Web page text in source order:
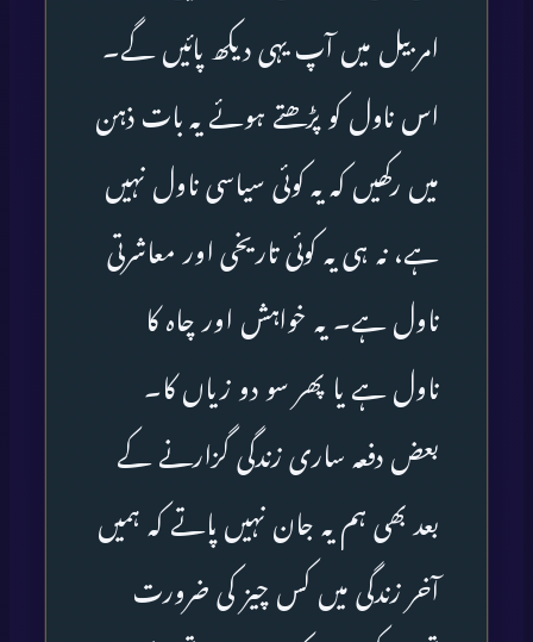
امربیل میں آپ یہی دیکھ پائیں گے۔
اس ناول کو پڑھتے ہوئے یہ بات ذہن
میں رکھیں کہ یہ کوئی سیاسی ناول نہیں
ہے، نہ ہی یہ کوئی تاریخی اور معاشرتی
ناول ہے۔ یہ خواہش اور چاہ کا
ناول ہے یا پھر سو دو زیاں کا۔
بعض دفعہ ساری زندگی گزارنے کے
بعد بھی ہم یہ جان نہیں پاتے کہ ہمیں
آخر زندگی میں کس چیز کی ضرورت